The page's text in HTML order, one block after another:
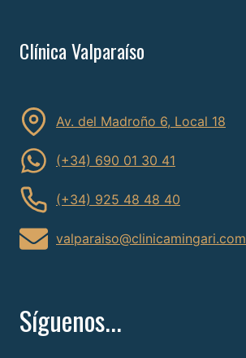
Clínica Valparaíso
Av. del Madroño 6, Local 18
(+34) 690 01 30 41
(+34) 925 48 48 40
valparaiso@clinicamingari.com
Síguenos...